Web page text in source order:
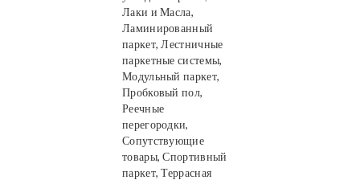
Лаки и Масла,
Ламинированный
паркет, Лестничные
паркетные системы,
Модульный паркет,
Пробковый пол,
Реечные
перегородки,
Сопутствующие
товары, Спортивный
паркет, Террасная